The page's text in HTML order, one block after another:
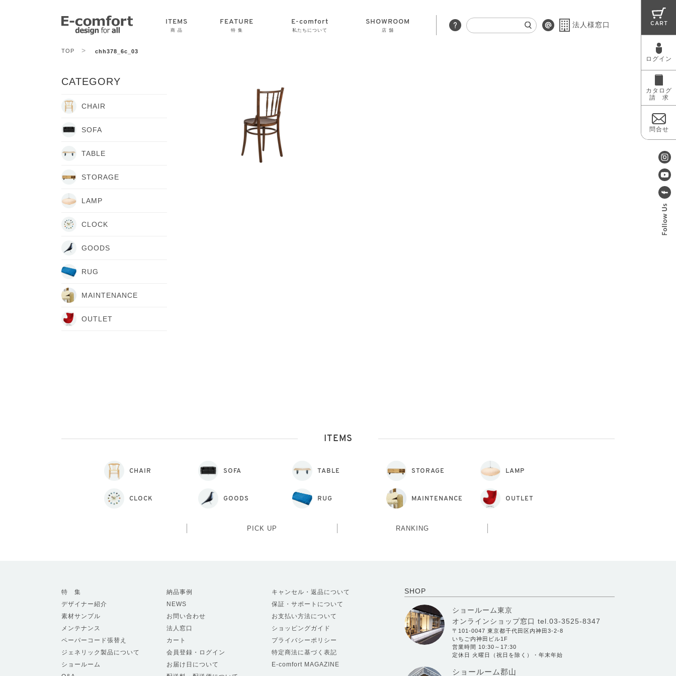
ITEMS
商 品
FEATURE
特 集
E-comfort
私たちについて
SHOWROOM
店 舗
法人様窓口 CART
ログイン
カタログ
請 求
問合せ
TOP > chh378_6c_03
CATEGORY
CHAIR
SOFA
TABLE
STORAGE
LAMP
CLOCK
GOODS
RUG
MAINTENANCE
OUTLET
ITEMS
CHAIR SOFA TABLE STORAGE LAMP
CLOCK GOODS RUG MAINTENANCE OUTLET
PICK UP RANKING
SHOP
ショールーム東京
オンラインショップ窓口 tel.03-3525-8347
〒101-0047 東京都千代田区内神田3-2-8
いちご内神田ビル1F
営業時間 10:30～17:30
定休日 火曜日（祝日を除く）・年末年始
ショールーム郡山
特 集
デザイナー紹介
素材サンプル
メンテナンス
ペーパーコード張替え
ジェネリック製品について
ショールーム
納品事例
NEWS
お問い合わせ
法人窓口
カート
会員登録・ログイン
お届け日について
キャンセル・返品について
保証・サポートについて
お支払い方法について
ショッピングガイド
プライバシーポリシー
特定商法に基づく表記
E-comfort MAGAZINE